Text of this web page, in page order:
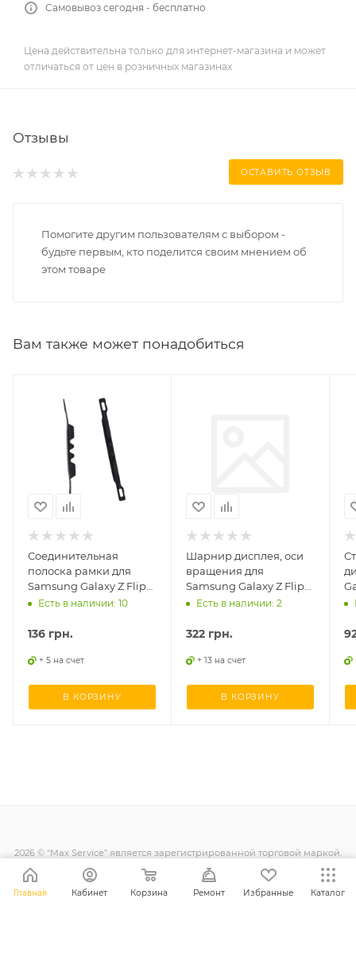
Самовывоз сегодня - бесплатно
Цена действительна только для интернет-магазина и может
отличаться от цен в розничных магазинах
Отзывы
ОСТАВИТЬ ОТЗЫВ
Помогите другим пользователям с выбором -
будьте первым, кто поделится своим мнением об
этом товаре
Вам также может понадобиться
Соединительная
полоска рамки для
Samsung Galaxy Z Flip6
F741, 2шт.
Есть в наличии: 10
136 грн.
+ 5 на счет
В КОРЗИНУ
Шарнир дисплея, оси
вращения для
Samsung Galaxy Z Flip6
F741Есть в наличии: 2
322 грн.
+ 13 на счет
В КОРЗИНУ
2026 © “Max Service” является зарегистрированной торговой маркой.
Все права защищены.
Главная Кабинет Корзина Ремонт Избранные Каталог